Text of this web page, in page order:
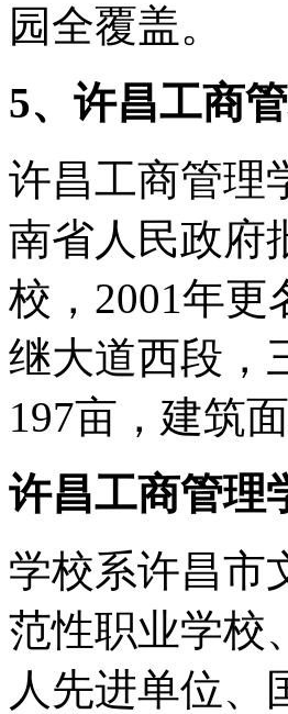
园全覆盖。
5、许昌工商
许昌工商管理
南省人民政府
校，2001年更
继大道西段，
197亩，建筑
许昌工商管理
学校系许昌市
范性职业学校
人先进单位、